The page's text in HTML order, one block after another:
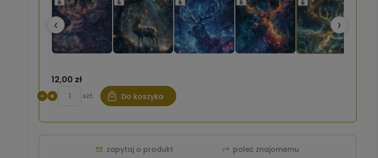
‹ ›
12,00 zł
− + szt. Do koszyka
zapytaj o produkt poleć znajomemu